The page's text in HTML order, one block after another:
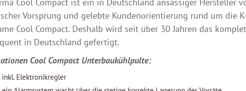
Vorsprung und gelebte Kundenorientierung rund um die
Cool Compact. Deshalb wird seit über 30 Jahren das
in Deutschland gefertigt.
Cool Compact Unterbaukühlpulte:
inkl. Elektronikregler